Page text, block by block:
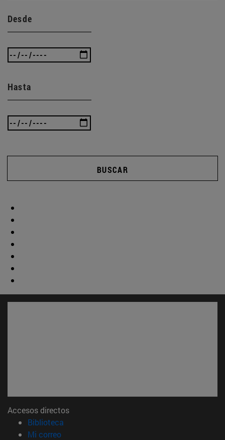
Desde
Hasta
BUSCAR
Accesos directos
Biblioteca
Mi correo(abre en nueva ventana)